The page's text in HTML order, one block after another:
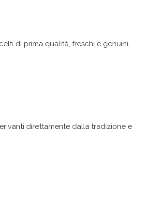
di prima qualità, freschi e genuini,
direttamente dalla tradizione e